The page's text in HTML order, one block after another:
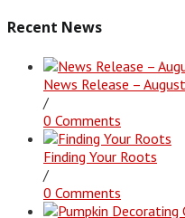
Recent News
News Release –
/
0 Comments
Finding Your Roots
/
0 Comments